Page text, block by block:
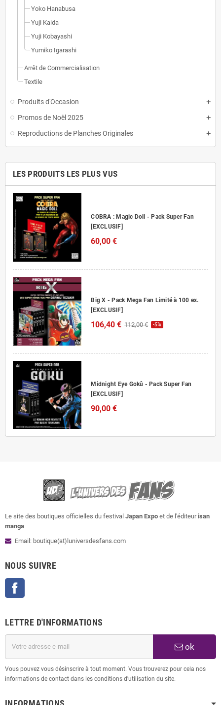
Yoko Hanabusa
Yuji Kaida
Yuji Kobayashi
Yumiko Igarashi
Arrêt de Commercialisation
Textile
Produits d'Occasion
Promos de Noël 2025
Reproductions de Planches Originales
LES PRODUITS LES PLUS VUS
COBRA : Magic Doll - Pack Super Fan
[EXCLUSIF]
60,00 €
Big X - Pack Mega Fan Limité à 100 ex.
[EXCLUSIF]
106,40 € 112,00 € -5%
Midnight Eye Gokû - Pack Super Fan
[EXCLUSIF]
90,00 €
Le site des boutiques officielles du festival Japan Expo et de l'éditeurisan
manga
Email: boutique(at)luniversdesfans.com
NOUS SUIVRE
LETTRE D'INFORMATIONS
ok
Vous pouvez vous désinscrire à tout moment. Vous trouverez pour cela nos
informations de contact dans les conditions d'utilisation du site.